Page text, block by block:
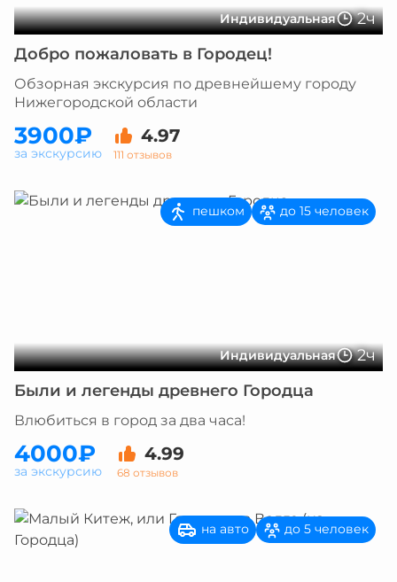
Индивидуальная 2ч
Добро пожаловать в Городец!
Обзорная экскурсия по древнейшему городу
Нижегородской области
3900₽ 4.97
111 отзывов
за экскурсию
Индивидуальная 2ч
пешком до 15 человек
Были и легенды древнего Городца
Влюбиться в город за два часа!
4000₽ 4.99
68 отзывов
за экскурсию
на авто до 5 человек